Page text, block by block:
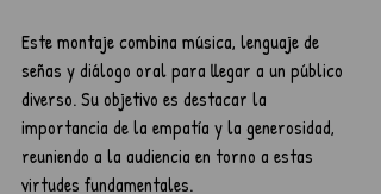
Este montaje combina música, lenguaje de
señas y diálogo oral para llegar a un público
diverso. Su objetivo es destacar la
importancia de la empatía y la generosidad,
reuniendo a la audiencia en torno a estas
virtudes fundamentales.